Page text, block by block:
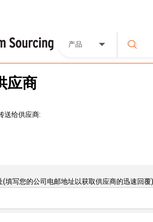
产品
应商
送给供应商:
(填写您的公司电邮地址以获取供应商的迅速回覆)